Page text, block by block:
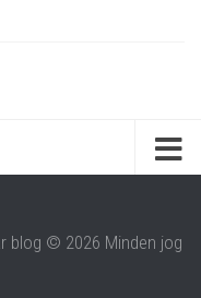
blog © 2026 Minden jog